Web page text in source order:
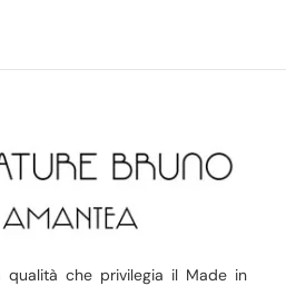
qualità che privilegia il Made in